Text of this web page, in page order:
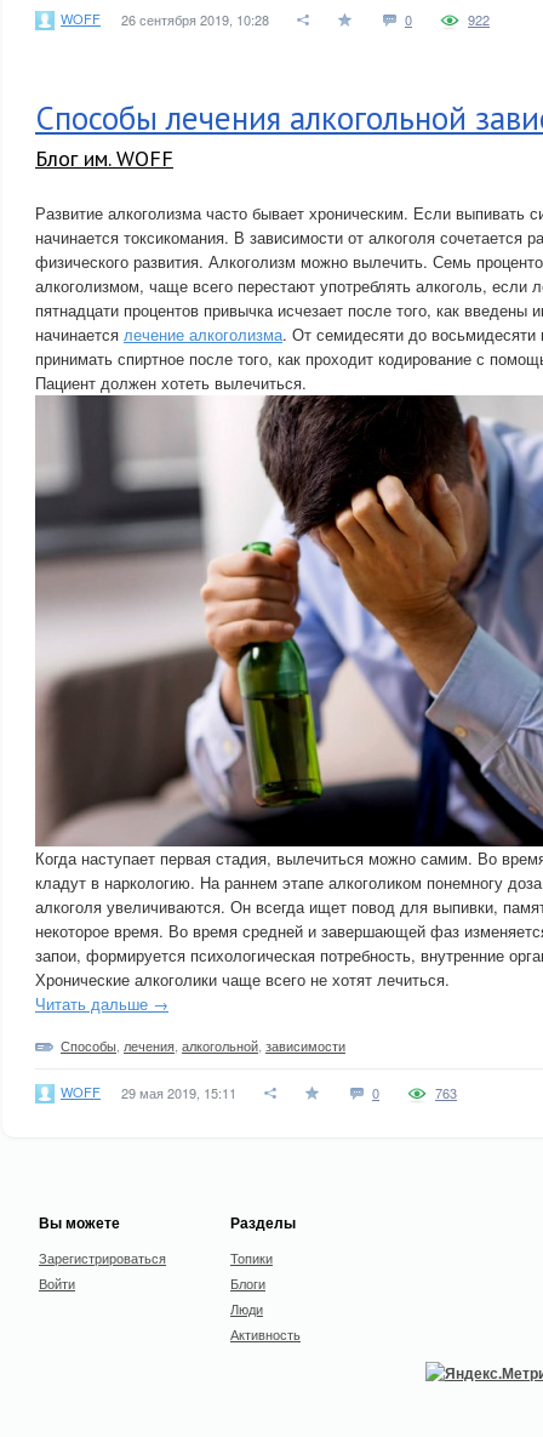
WOFF 26 сентября 2019, 10:28 0 922
Способы лечения алкогольной
Блог им. WOFF
Развитие алкоголизма часто бывает хроническим. Если выпивать
начинается токсикомания. В зависимости от алкоголя сочетается
физического развития. Алкоголизм можно вылечить. Семь
алкоголизмом, чаще всего перестают употреблять алкоголь, если
пятнадцати процентов привычка исчезает после того, как введены
начинается лечение алкоголизма. От семидесяти до восьмидесяти
принимать спиртное после того, как проходит кодирование с
Пациент должен хотеть вылечиться.
Когда наступает первая стадия, вылечиться можно самим. Во
кладут в наркологию. На раннем этапе алкоголиком понемногу
алкоголя увеличиваются. Он всегда ищет повод для выпивки,
некоторое время. Во время средней и завершающей фаз
запои, формируется психологическая потребность, внутренние
Хронические алкоголики чаще всего не хотят лечиться.
Читать дальше →
Способы лечения алкогольной зависимости
WOFF 29 мая 2019, 15:11 0 763
Вы можете
Зарегистрироваться
Войти
Разделы
Топики
Блоги
Люди
Активность